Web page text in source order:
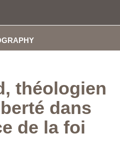
théologien
dans
de la foi